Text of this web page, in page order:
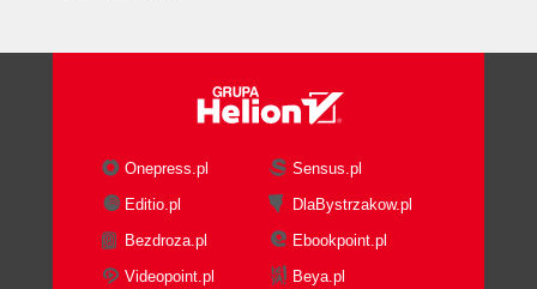
Onepress.pl
Sensus.pl
Editio.pl
DlaBystrzakow.pl
Bezdroza.pl
Ebookpoint.pl
Videopoint.pl
Beya.pl